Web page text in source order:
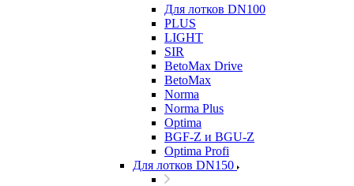
Для лотков DN100
PLUS
LIGHT
SIR
BetoMax Drive
BetoMax
Norma
Norma Plus
Optima
BGF-Z и BGU-Z
Optima Profi
Для лотков DN150